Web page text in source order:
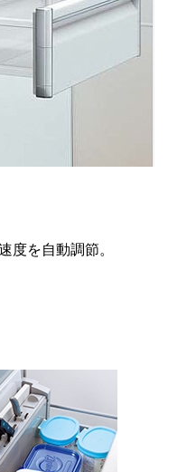
度を自動調節。